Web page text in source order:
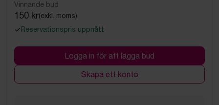
Vinnande bud
150 kr(exkl. moms)
Reservationspris uppnått
Logga in för att lägga bud
Skapa ett konto